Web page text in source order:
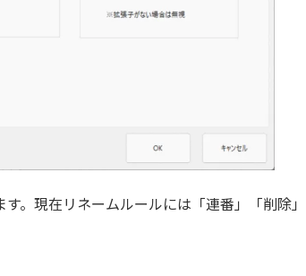
。現在リネームルールには「連番」「削除」